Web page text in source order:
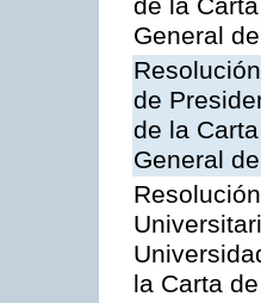
de la
General
de
de la
General
la Carta